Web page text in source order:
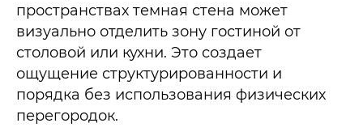
пространствах темная стена может
визуально отделить зону гостиной от
столовой или кухни. Это создает
ощущение структурированности и
порядка без использования физических
перегородок.